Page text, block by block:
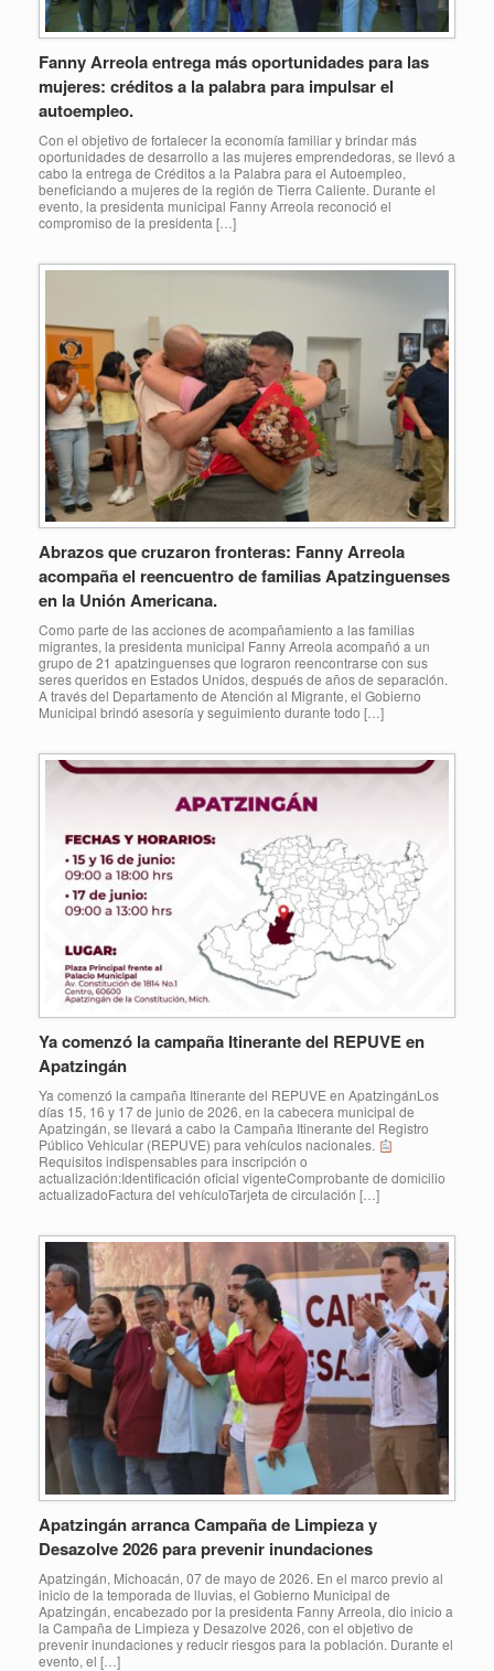
Fanny Arreola entrega más oportunidades para las
mujeres: créditos a la palabra para impulsar el
autoempleo.
Con el objetivo de fortalecer la economía familiar y brindar más
oportunidades de desarrollo a las mujeres emprendedoras, se llevó a
cabo la entrega de Créditos a la Palabra para el Autoempleo,
beneficiando a mujeres de la región de Tierra Caliente. Durante el
evento, la presidenta municipal Fanny Arreola reconoció el
compromiso de la presidenta […]
Abrazos que cruzaron fronteras: Fanny Arreola
acompaña el reencuentro de familias Apatzinguenses
en la Unión Americana.
Como parte de las acciones de acompañamiento a las familias
migrantes, la presidenta municipal Fanny Arreola acompañó a un
grupo de 21 apatzinguenses que lograron reencontrarse con sus
seres queridos en Estados Unidos, después de años de separación.
A través del Departamento de Atención al Migrante, el Gobierno
Municipal brindó asesoría y seguimiento durante todo […]
Ya comenzó la campaña Itinerante del REPUVE en
Apatzingán
Ya comenzó la campaña Itinerante del REPUVE en ApatzingánLos
días 15, 16 y 17 de junio de 2026, en la cabecera municipal de
Apatzingán, se llevará a cabo la Campaña Itinerante del Registro
Público Vehicular (REPUVE) para vehículos nacionales.
Requisitos indispensables para inscripción o
actualización:Identificación oficial vigenteComprobante de domicilio
actualizadoFactura del vehículoTarjeta de circulación […]
Apatzingán arranca Campaña de Limpieza y
Desazolve 2026 para prevenir inundaciones
Apatzingán, Michoacán, 07 de mayo de 2026. En el marco previo al
inicio de la temporada de lluvias, el Gobierno Municipal de
Apatzingán, encabezado por la presidenta Fanny Arreola, dio inicio a
la Campaña de Limpieza y Desazolve 2026, con el objetivo de
prevenir inundaciones y reducir riesgos para la población. Durante el
evento, el […]